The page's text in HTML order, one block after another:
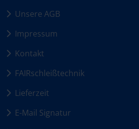
Unsere AGB
Impressum
Kontakt
FAIRschleißtechnik
Lieferzeit
E-Mail Signatur